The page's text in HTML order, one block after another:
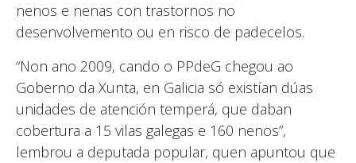
nenos e nenas con trastornos no
desenvolvemento ou en risco de padecelos.
“Non ano 2009, cando o PPdeG chegou ao
Goberno da Xunta, en Galicia só existían dúas
unidades de atención temperá, que daban
cobertura a 15 vilas galegas e 160 nenos”,
lembrou a deputada popular, quen apuntou que